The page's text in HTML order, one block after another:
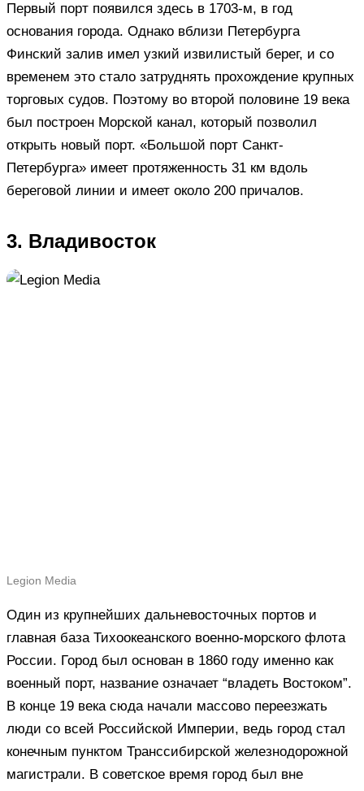
Первый порт появился здесь в 1703-м, в год
основания города. Однако вблизи Петербурга
Финский залив имел узкий извилистый берег, и со
временем это стало затруднять прохождение крупных
торговых судов. Поэтому во второй половине 19 века
был построен Морской канал, который позволил
открыть новый порт. «Большой порт Санкт-
Петербурга» имеет протяженность 31 км вдоль
береговой линии и имеет около 200 причалов.
3. Владивосток
Legion Media
Один из крупнейших дальневосточных портов и
главная база Тихоокеанского военно-морского флота
России. Город был основан в 1860 году именно как
военный порт, название означает “владеть Востоком”.
В конце 19 века сюда начали массово переезжать
люди со всей Российской Империи, ведь город стал
конечным пунктом Транссибирской железнодорожной
магистрали. В советское время город был вне